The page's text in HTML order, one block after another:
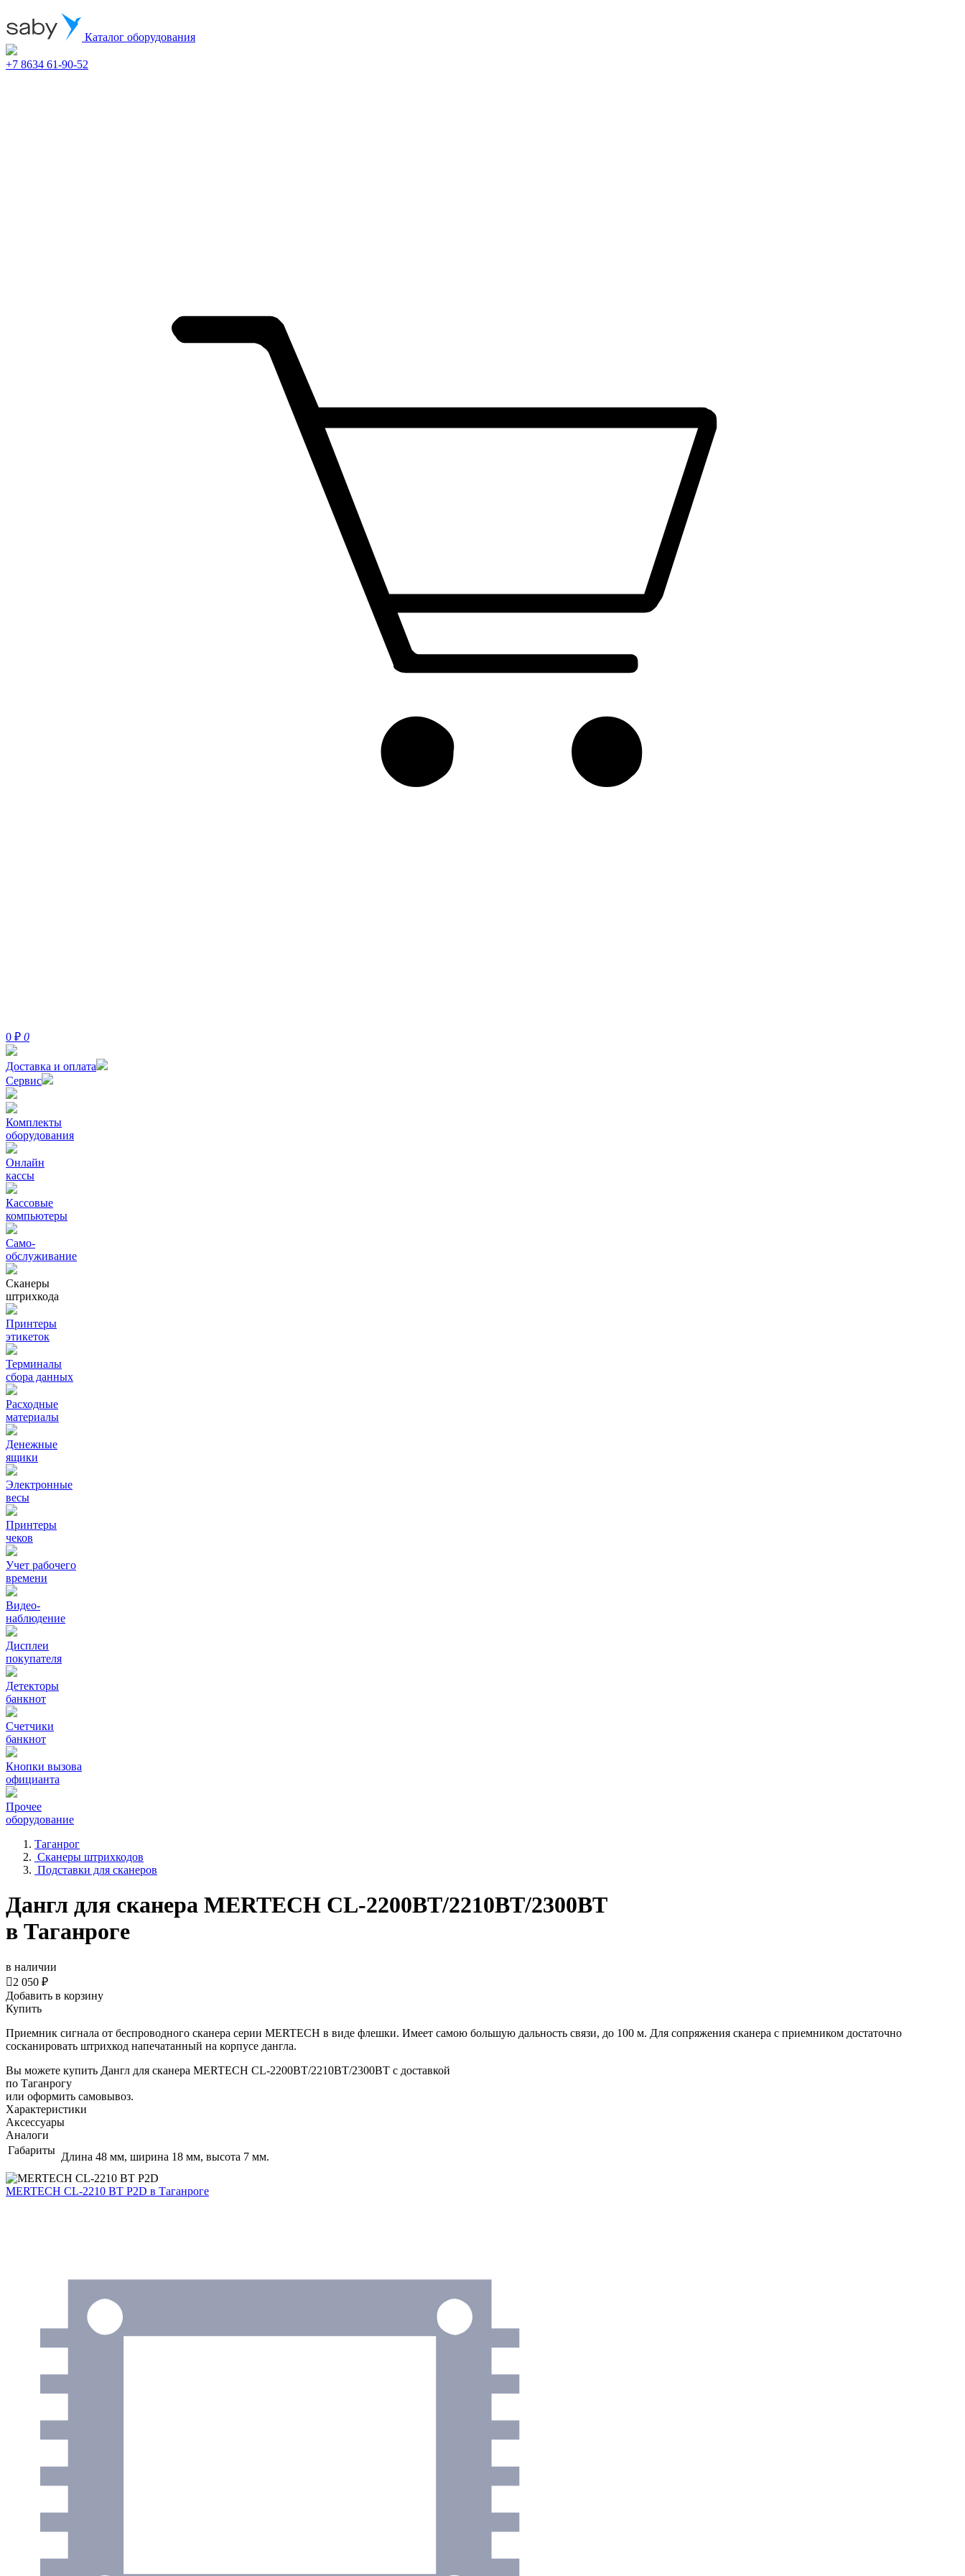
Каталог оборудования
+7 8634 61-90-52
0 ₽ 0
Доставка и оплата
Сервис
Комплекты
оборудования
Онлайн
кассы
Кассовые
компьютеры
Само-
обслуживание
Сканеры
штрихкода
Принтеры
этикеток
Терминалы
сбора данных
Расходные
материалы
Денежные
ящики
Электронные
весы
Принтеры
чеков
Учет рабочего
времени
Видео‑
наблюдение
Дисплеи
покупателя
Детекторы
банкнот
Счетчики
банкнот
Кнопки вызова
официанта
Прочее
оборудование
Таганрог
Сканеры штрихкодов
Подставки для сканеров
Дангл для сканера MERTECH CL-2200BT/2210BT/2300BT
в Таганроге
в наличии
2 050 ₽
Добавить в корзину
Купить
Приемник сигнала от беспроводного сканера серии MERTECH в виде флешки. Имеет самою большую дальность связи, до 100 м. Для сопряжения сканера с приемником достаточно
сосканировать штрихкод напечатанный на корпусе дангла.
Вы можете купить Дангл для сканера MERTECH CL-2200BT/2210BT/2300BT с доставкой
по Таганрогу
или оформить самовывоз.
Характеристики
Аксессуары
Аналоги
Габариты
Длина 48 мм, ширина 18 мм, высота 7 мм.
MERTECH CL-2210 BT P2D в Таганроге